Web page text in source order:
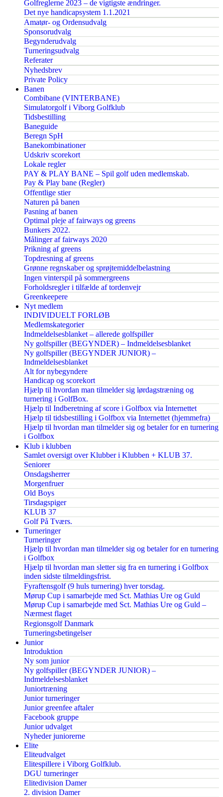
Golfreglerne 2023 – de vigtigste ændringer.
Det nye handicapsystem 1.1.2021
Amatør- og Ordensudvalg
Sponsorudvalg
Begynderudvalg
Turneringsudvalg
Referater
Nyhedsbrev
Private Policy
Banen
Combibane (VINTERBANE)
Simulatorgolf i Viborg Golfklub
Tidsbestilling
Baneguide
Beregn SpH
Banekombinationer
Udskriv scorekort
Lokale regler
PAY & PLAY BANE – Spil golf uden medlemskab.
Pay & Play bane (Regler)
Offentlige stier
Naturen på banen
Pasning af banen
Optimal pleje af fairways og greens
Bunkers 2022.
Målinger af fairways 2020
Prikning af greens
Topdresning af greens
Grønne regnskaber og sprøjtemiddelbelastning
Ingen vinterspil på sommergreens
Forholdsregler i tilfælde af tordenvejr
Greenkeepere
Nyt medlem
INDIVIDUELT FORLØB
Medlemskategorier
Indmeldelsesblanket – allerede golfspiller
Ny golfspiller (BEGYNDER) – Indmeldelsesblanket
Ny golfspiller (BEGYNDER JUNIOR) –
Indmeldelsesblanket
Alt for nybegyndere
Handicap og scorekort
Hjælp til hvordan man tilmelder sig lørdagstræning og
turnering i GolfBox.
Hjælp til Indberetning af score i Golfbox via Internettet
Hjælp til tidsbestilling i Golfbox via Internettet (hjemmefra)
Hjælp til hvordan man tilmelder sig og betaler for en turnering
i Golfbox
Klub i klubben
Samlet oversigt over Klubber i Klubben + KLUB 37.
Seniorer
Onsdagsherrer
Morgenfruer
Old Boys
Tirsdagspiger
KLUB 37
Golf På Tværs.
Turneringer
Turneringer
Hjælp til hvordan man tilmelder sig og betaler for en turnering
i Golfbox
Hjælp til hvordan man sletter sig fra en turnering i Golfbox
inden sidste tilmeldingsfrist.
Fyraftensgolf (9 huls turnering) hver torsdag.
Mørup Cup i samarbejde med Sct. Mathias Ure og Guld
Mørup Cup i samarbejde med Sct. Mathias Ure og Guld –
Nærmest flaget
Regionsgolf Danmark
Turneringsbetingelser
Junior
Introduktion
Ny som junior
Ny golfspiller (BEGYNDER JUNIOR) –
Indmeldelsesblanket
Juniortræning
Junior turneringer
Junior greenfee aftaler
Facebook gruppe
Junior udvalget
Nyheder juniorerne
Elite
Eliteudvalget
Elitespillere i Viborg Golfklub.
DGU turneringer
Elitedivision Damer
2. division Damer